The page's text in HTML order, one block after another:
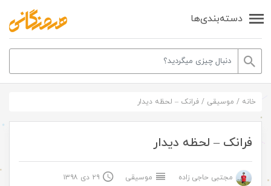
دسته‌بندی‌ها
خانه / موسیقی / فرانک – لحظه دیدار
فرانک – لحظه دیدار
مجتبی حاجی زاده موسیقی ۲۹ دی ۱۳۹۸